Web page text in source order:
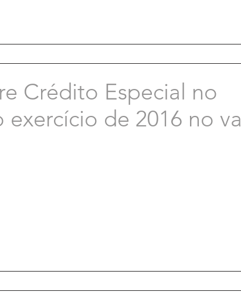
Crédito Especial no
de 2016 no va